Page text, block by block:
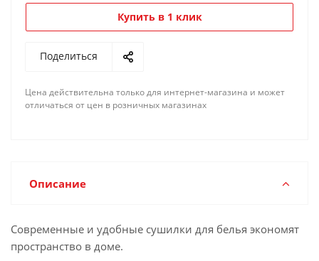
Купить в 1 клик
Поделиться
Цена действительна только для интернет-магазина и может
отличаться от цен в розничных магазинах
Описание
Современные и удобные сушилки для белья экономят
пространство в доме.